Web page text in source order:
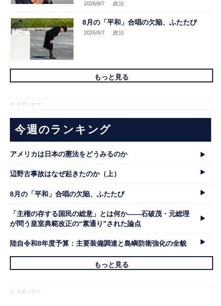
2026/8/7 .政治
8月の「平和」合唱の欠陥、ふたたび
2026/8/7 .政治
もっと見る
※ スポンサー
今週のランキング
アメリカは日本の憲法をどうみるのか
辺野古事故はなぜ起きたのか（上）
8月の「平和」合唱の欠陥、ふたたび
「主権の存する国民の総意」とは何か――石破茂・元総理
が問う皇室典範改正の“素通り”された論点
陸自令和8年度予算：主要装備調達と島嶼防衛強化の全貌
もっと見る
※ スポンサー